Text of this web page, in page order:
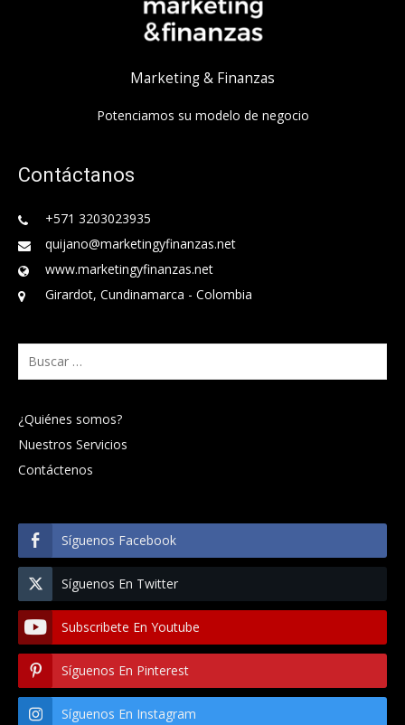
Marketing & Finanzas
Potenciamos su modelo de negocio
Contáctanos
+571 3203023935
quijano@marketingyfinanzas.net
www.marketingyfinanzas.net
Girardot, Cundinamarca - Colombia
Buscar:
¿Quiénes somos?
Nuestros Servicios
Contáctenos
Síguenos Facebook
Síguenos En Twitter
Subscribete En Youtube
Síguenos En Pinterest
Síguenos En Instagram